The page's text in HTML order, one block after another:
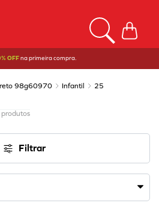
OFFna primeira compra.
98g60970 Infantil 25
produtos
Filtrar